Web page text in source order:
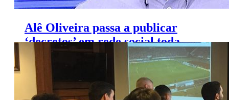
Alê Oliveira passa a publicar
‘decretos’ em rede social toda
semana